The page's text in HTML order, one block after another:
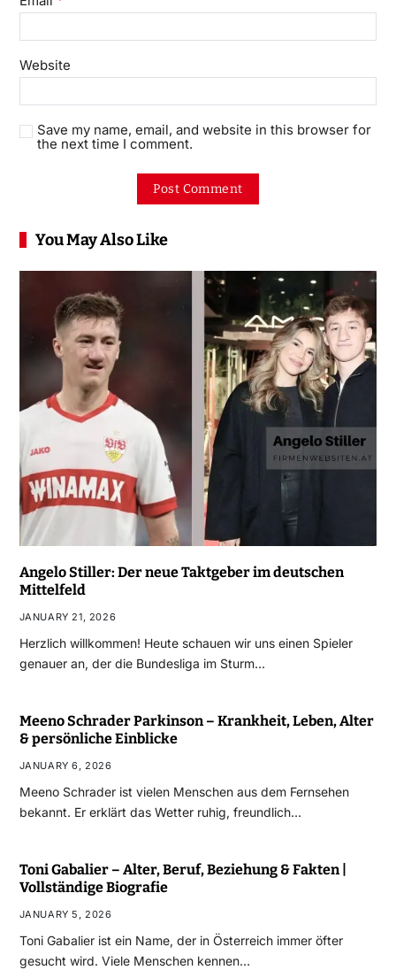
Website
Save my name, email, and website in this browser for
the next time I comment.
You May Also Like
Angelo Stiller: Der neue Taktgeber im deutschen
Mittelfeld
JANUARY 21, 2026
Herzlich willkommen! Heute schauen wir uns einen Spieler
genauer an, der die Bundesliga im Sturm…
Meeno Schrader Parkinson – Krankheit, Leben, Alter
& persönliche Einblicke
JANUARY 6, 2026
Meeno Schrader ist vielen Menschen aus dem Fernsehen
bekannt. Er erklärt das Wetter ruhig, freundlich…
Toni Gabalier – Alter, Beruf, Beziehung & Fakten |
Vollständige Biografie
JANUARY 5, 2026
Toni Gabalier ist ein Name, der in Österreich immer öfter
gesucht wird. Viele Menschen kennen…